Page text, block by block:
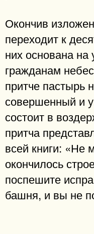
Окончив
переходит к
них основана на
гражданам
притче пастырь
совершенный и
состоит в
притча
всей книги: «Не
окончилось
поспешите
башня, и вы не